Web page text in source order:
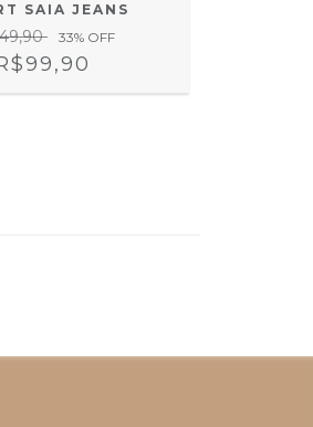
SAIA JEANS
33% OFF